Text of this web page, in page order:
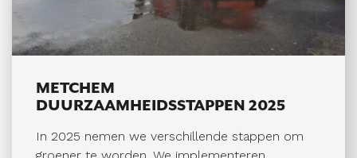
METCHEM
DUURZAAMHEIDSSTAPPEN 2025
In 2025 nemen we verschillende stappen om
groener te worden. We implementeren